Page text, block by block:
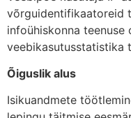
võrguidentifikaatoreid
infoühiskonna teenuse
veebikasutusstatistika
Õiguslik alus
Isikuandmete